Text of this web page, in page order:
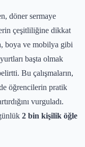
döner sermaye
çeşitliliğine dikkat
boya ve mobilya gibi
başta olmak
Bu çalışmaların,
öğrencilerin pratik
vurguladı.
2 bin kişilik öğle